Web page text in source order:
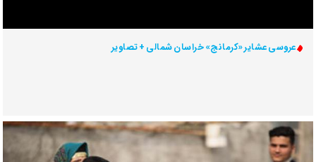
عروسی عشایر «کرمانج» خراسان شمالی + تصاویر